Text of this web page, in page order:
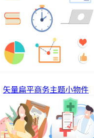
矢量扁平商务主题小物件